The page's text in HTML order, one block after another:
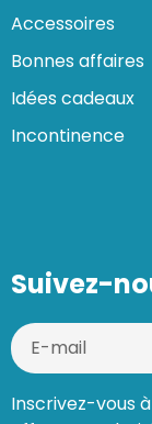
Accessoires
Bonnes affaires
Idées cadeaux
Incontinence
Suivez-
Inscrivez-vous